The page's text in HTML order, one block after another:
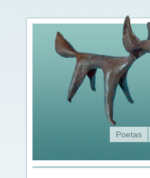
Poetas